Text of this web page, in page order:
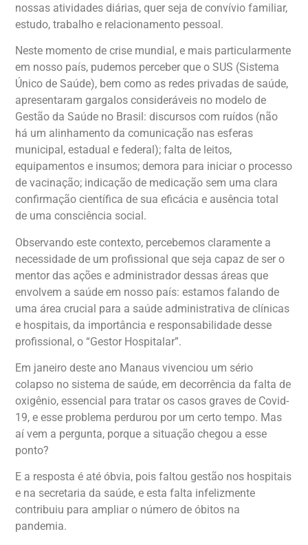
nossas atividades diárias, quer seja de convívio familiar,
estudo, trabalho e relacionamento pessoal.
Neste momento de crise mundial, e mais particularmente
em nosso país, pudemos perceber que o SUS (Sistema
Único de Saúde), bem como as redes privadas de saúde,
apresentaram gargalos consideráveis no modelo de
Gestão da Saúde no Brasil: discursos com ruídos (não
há um alinhamento da comunicação nas esferas
municipal, estadual e federal); falta de leitos,
equipamentos e insumos; demora para iniciar o processo
de vacinação; indicação de medicação sem uma clara
confirmação científica de sua eficácia e ausência total
de uma consciência social.
Observando este contexto, percebemos claramente a
necessidade de um profissional que seja capaz de ser o
mentor das ações e administrador dessas áreas que
envolvem a saúde em nosso país: estamos falando de
uma área crucial para a saúde administrativa de clínicas
e hospitais, da importância e responsabilidade desse
profissional, o “Gestor Hospitalar”.
Em janeiro deste ano Manaus vivenciou um sério
colapso no sistema de saúde, em decorrência da falta de
oxigênio, essencial para tratar os casos graves de Covid-
19, e esse problema perdurou por um certo tempo. Mas
aí vem a pergunta, porque a situação chegou a esse
ponto?
E a resposta é até óbvia, pois faltou gestão nos hospitais
e na secretaria da saúde, e esta falta infelizmente
contribuiu para ampliar o número de óbitos na
pandemia.